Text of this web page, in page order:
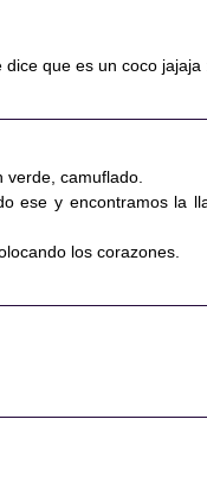
que es un coco jajaja
verde, camuflado.
ese y encontramos la
los corazones.